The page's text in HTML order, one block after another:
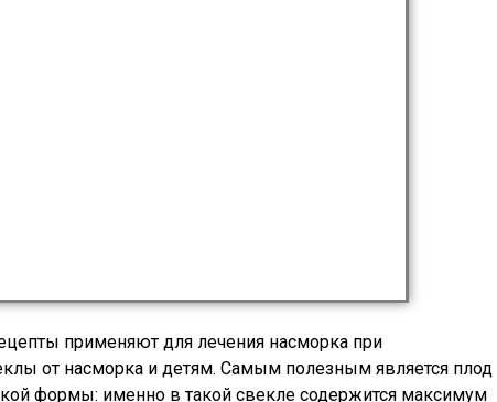
применяют для лечения насморка при
от насморка и детям. Самым полезным является плод
формы: именно в такой свекле содержится максимум